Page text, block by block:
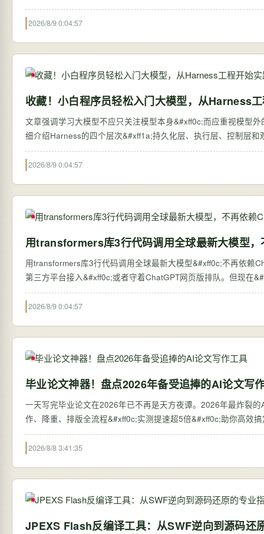
2026/8/9 0:04:57
收藏！小白程序员轻松入门大模型，从Harness
文章强调学习大模型不应只关注模型本身&#xff0c;而应重视模型
细介绍Harness的四个层次&#xff1a;持久化层、执行层、控制层
2026/8/9 0:04:57
用transformers库3行代码调用全球最新大模型
用transformers库3行代码调用全球最新大模型&#xff0c;不再依赖ChatGPT网页版 过去&#xff0c;想体验全球最新的大语
第三方平台接入&#xff0c;或者守着ChatGPT网页版排队。但现在
2026/8/9 0:04:57
毕业论文神器！盘点2026年备受追捧的AI论文写
一天写完毕业论文在2026年已不再是天方夜谭。2026年最炸裂
作、降重、排版全流程&#xff0c;实测提速超5倍&#xff0c;助你高效
2026/8/8 3:41:35
JPEXS Flash反编译工具：从SWF逆向到源码还